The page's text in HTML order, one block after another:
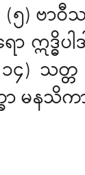
၅) ဗာဝီ
ာ ဣဒ္ဓိပါ
သတ္တ ဗ
ာ မနသိက